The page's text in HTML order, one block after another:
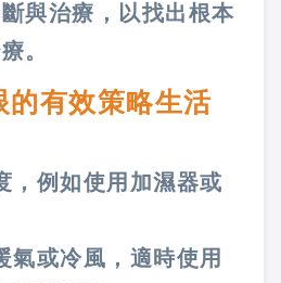
與治療，以找出根本
。
的有效策略生活
，例如使用加濕器或
氣或冷風，適時使用